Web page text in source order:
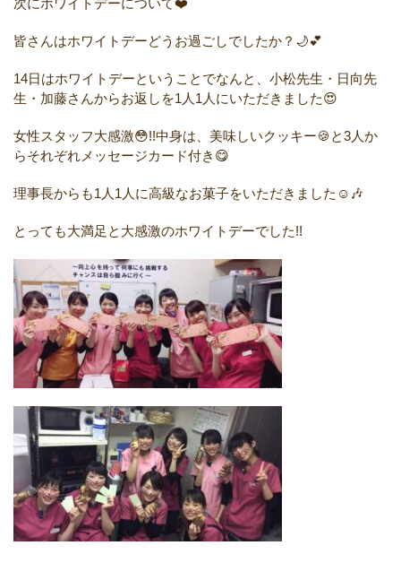
皆さんはホワイトデーどうお過ごしでしたか？🌙💕
14日はホワイトデーということでなんと、小松先生・日向先
生・加藤さんからお返しを1人1人にいただきました😍
女性スタッフ大感激😳!!中身は、美味しいクッキー🍪と3人か
らそれぞれメッセージカード付き😋
理事長からも1人1人に高級なお菓子をいただきました☺️🎶
とっても大満足と大感激のホワイトデーでした!!